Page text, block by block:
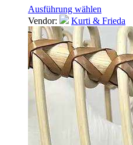
Ausführung wählen
Vendor:
Kurti & Frieda